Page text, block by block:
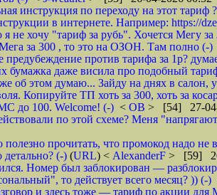
инструкция по переходу на этот тариф
в интернете. Например: https://
я не хочу "тариф за рубь". Хочется Мегу
за 300 , то это на ОЗОН. Там полно (-)
предубеждение против тарифа за 1р?
бумажка даже висила про подобный
об этом думаю... Зайду на днях в
Копируйте ТП хоть за 300, хоть за
до 100. Welcome! (-) < ОВ > [54] 27-04-
по этой схеме? Меня
прочитать, что промокод надо не
детально? (-) (URL) < AlexanderF > [59]
Номер был заблокирован —
то действует всего месяц? )) (-)
и здесь тоже — тариф по акции для